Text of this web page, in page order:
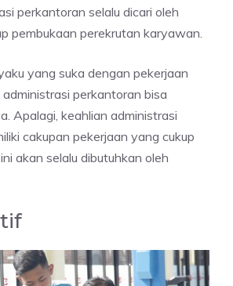
perkantoran selalu dicari oleh
pembukaan perekrutan karyawan.
yang suka dengan pekerjaan
perkantoran bisa
Apalagi, keahlian administrasi
cakupan pekerjaan yang cukup
akan selalu dibutuhkan oleh